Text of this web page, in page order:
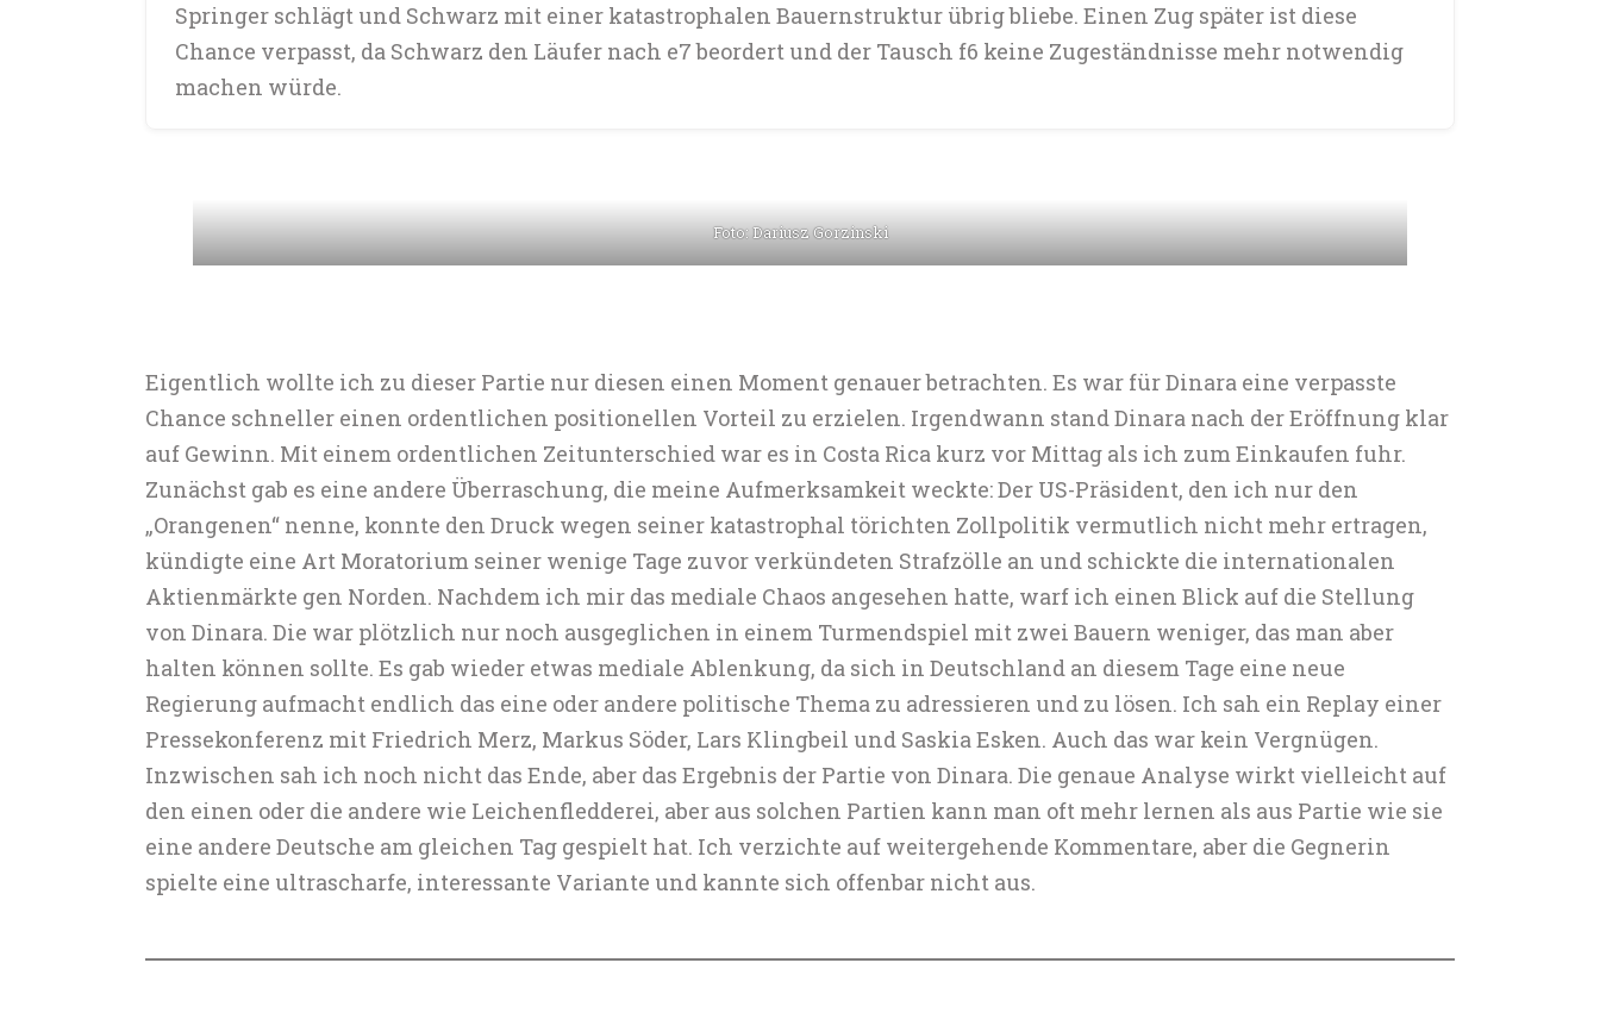
Springer schlägt und Schwarz mit einer katastrophalen Bauernstruktur übrig bliebe. Einen Zug später ist diese
Chance verpasst, da Schwarz den Läufer nach e7 beordert und der Tausch f6 keine Zugeständnisse mehr notwendig
machen würde.
Foto: Dariusz Gorzinski
Eigentlich wollte ich zu dieser Partie nur diesen einen Moment genauer betrachten. Es war für Dinara eine verpasste
Chance schneller einen ordentlichen positionellen Vorteil zu erzielen. Irgendwann stand Dinara nach der Eröffnung klar
auf Gewinn. Mit einem ordentlichen Zeitunterschied war es in Costa Rica kurz vor Mittag als ich zum Einkaufen fuhr.
Zunächst gab es eine andere Überraschung, die meine Aufmerksamkeit weckte: Der US-Präsident, den ich nur den
„Orangenen“ nenne, konnte den Druck wegen seiner katastrophal törichten Zollpolitik vermutlich nicht mehr ertragen,
kündigte eine Art Moratorium seiner wenige Tage zuvor verkündeten Strafzölle an und schickte die internationalen
Aktienmärkte gen Norden. Nachdem ich mir das mediale Chaos angesehen hatte, warf ich einen Blick auf die Stellung
von Dinara. Die war plötzlich nur noch ausgeglichen in einem Turmendspiel mit zwei Bauern weniger, das man aber
halten können sollte. Es gab wieder etwas mediale Ablenkung, da sich in Deutschland an diesem Tage eine neue
Regierung aufmacht endlich das eine oder andere politische Thema zu adressieren und zu lösen. Ich sah ein Replay einer
Pressekonferenz mit Friedrich Merz, Markus Söder, Lars Klingbeil und Saskia Esken. Auch das war kein Vergnügen.
Inzwischen sah ich noch nicht das Ende, aber das Ergebnis der Partie von Dinara. Die genaue Analyse wirkt vielleicht auf
den einen oder die andere wie Leichenfledderei, aber aus solchen Partien kann man oft mehr lernen als aus Partie wie sie
eine andere Deutsche am gleichen Tag gespielt hat. Ich verzichte auf weitergehende Kommentare, aber die Gegnerin
spielte eine ultrascharfe, interessante Variante und kannte sich offenbar nicht aus.